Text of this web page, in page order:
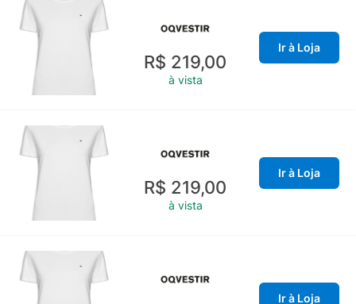
R$ 219,00
à vista
Ir à Loja
R$ 219,00
à vista
Ir à Loja
Ir à Loja